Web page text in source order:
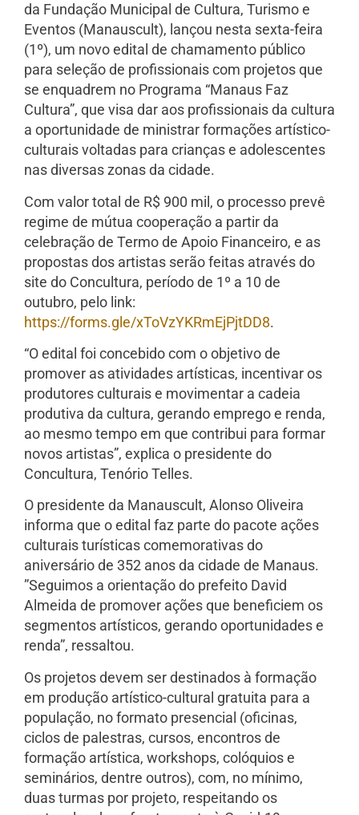
da Fundação Municipal de Cultura, Turismo e
Eventos (Manauscult), lançou nesta sexta-feira
(1º), um novo edital de chamamento público
para seleção de profissionais com projetos que
se enquadrem no Programa “Manaus Faz
Cultura”, que visa dar aos profissionais da cultura
a oportunidade de ministrar formações artístico-
culturais voltadas para crianças e adolescentes
nas diversas zonas da cidade.
Com valor total de R$ 900 mil, o processo prevê
regime de mútua cooperação a partir da
celebração de Termo de Apoio Financeiro, e as
propostas dos artistas serão feitas através do
site do Concultura, período de 1º a 10 de
outubro, pelo link:
https://forms.gle/xToVzYKRmEjPjtDD8.
“O edital foi concebido com o objetivo de
promover as atividades artísticas, incentivar os
produtores culturais e movimentar a cadeia
produtiva da cultura, gerando emprego e renda,
ao mesmo tempo em que contribui para formar
novos artistas”, explica o presidente do
Concultura, Tenório Telles.
O presidente da Manauscult, Alonso Oliveira
informa que o edital faz parte do pacote ações
culturais turísticas comemorativas do
aniversário de 352 anos da cidade de Manaus.
”Seguimos a orientação do prefeito David
Almeida de promover ações que beneficiem os
segmentos artísticos, gerando oportunidades e
renda”, ressaltou.
Os projetos devem ser destinados à formação
em produção artístico-cultural gratuita para a
população, no formato presencial (oficinas,
ciclos de palestras, cursos, encontros de
formação artística, workshops, colóquios e
seminários, dentre outros), com, no mínimo,
duas turmas por projeto, respeitando os